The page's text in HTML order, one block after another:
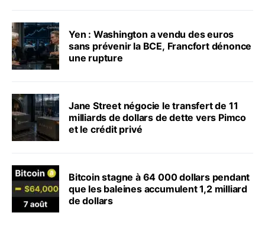
Yen : Washington a vendu des euros
sans prévenir la BCE, Francfort dénonce
une rupture
Jane Street négocie le transfert de 11
milliards de dollars de dette vers Pimco
et le crédit privé
Bitcoin stagne à 64 000 dollars pendant
que les baleines accumulent 1,2 milliard
de dollars